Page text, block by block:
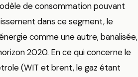
de consommation pouvant
dans ce segment, le
comme une autre, banalisée,
2020. En ce qui concerne le
(WIT et brent, le gaz étant